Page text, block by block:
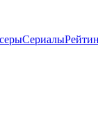
Сериалы